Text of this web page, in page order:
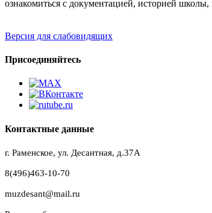
ознакомиться с документацией, историей
Версия для слабовидящих
Присоединяйтесь
Контактные данные
г. Раменское, ул. Десантная, д.37A
8(496)463-10-70
muzdesant@mail.ru